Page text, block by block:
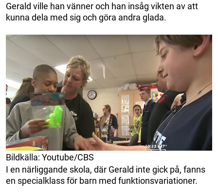
Gerald ville han vänner och han insåg vikten av att
kunna dela med sig och göra andra glada.
Bildkälla: Youtube/CBS
I en närliggande skola, där Gerald inte gick på, fanns
en specialklass för barn med funktionsvariationer.